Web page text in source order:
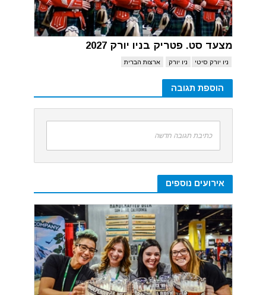
מצעד סט. פטריק בניו יורק 2027
ניו יורק סיטי ניו יורק ארצות הברית
הוספת תגובה
כתיבת תגובה חדשה
אירועים נוספים